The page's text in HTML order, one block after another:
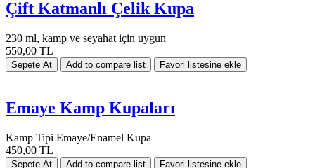
Çift Katmanlı Çelik Kupa
230 ml, kamp ve seyahat için uygun
550,00 TL
Emaye Kamp Kupaları
Kamp Tipi Emaye/Enamel Kupa
450,00 TL